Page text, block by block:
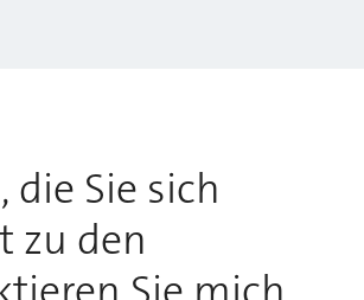
Sie sich
zu den